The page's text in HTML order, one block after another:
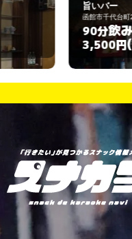
旨いバー
函館市千代台町28-12
飲み放題
3,500円(税込)